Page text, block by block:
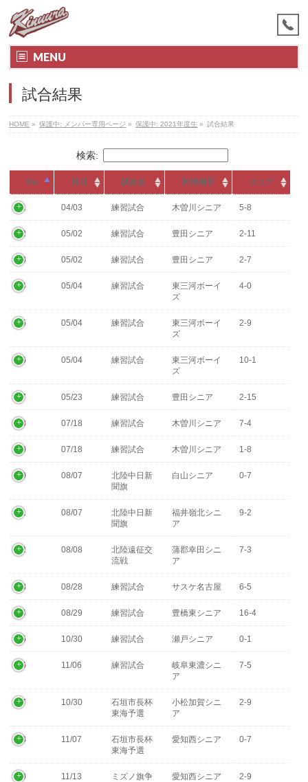
MENU
試合結果
HOME » 保護中: メンバー専用ページ » 保護中: 2021年度生 » 試合結果
検索:
No 月日 試合名 対戦相手 スコア
01 04/03 練習試合 木曽川シニア 5-8
02 05/02 練習試合 豊田シニア 2-11
03 05/02 練習試合 豊田シニア 2-7
04 05/04 練習試合
東三河ボーイ
ズ
4-0
05 05/04 練習試合
東三河ボーイ
ズ
2-9
06 05/04 練習試合
東三河ボーイ
ズ
10-1
07 05/23 練習試合 豊田シニア 2-15
08 07/18 練習試合 木曽川シニア 7-4
09 07/18 練習試合 木曽川シニア 1-8
10 08/07
北陸中日新
聞旗
白山シニア 0-7
11 08/07
北陸中日新
聞旗
福井嶺北シニ
ア
9-2
12 08/08
北陸遠征交
流戦
蒲郡幸田シニ
ア
7-3
13 08/28 練習試合 サスケ名古屋 6-5
14 08/29 練習試合 豊橋東シニア 16-4
15 10/30 練習試合 瀬戸シニア 0-1
16 11/06 練習試合
岐阜東濃シニ
ア
7-5
17 10/30
石垣市長杯
東海予選
小松加賀シニ
ア
2-9
18 11/07
石垣市長杯
東海予選
愛知西シニア 0-7
19 11/13
ミズノ旗争
愛知西シニア 2-9